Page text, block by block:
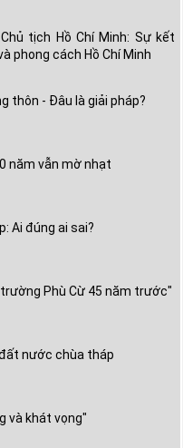
tịch Hồ Chí Minh: Sự kết
phong cách Hồ Chí Minh
thôn - Đâu là giải pháp?
năm vẫn mờ nhạt
Ai đúng ai sai?
Phù Cừ 45 năm trước"
nước chùa tháp
và khát vọng"